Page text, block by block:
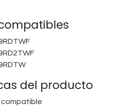
del producto